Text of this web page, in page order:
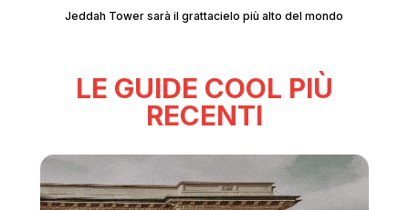
Jeddah Tower sarà il grattacielo più alto del mondo
LE GUIDE COOL PIÙ
RECENTI